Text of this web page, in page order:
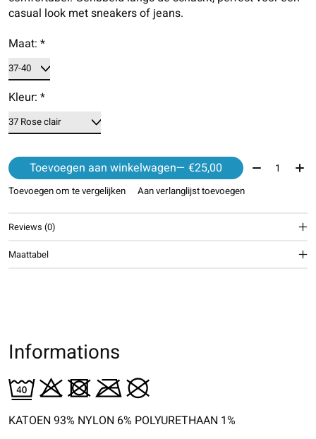
casual look met sneakers of jeans.
Maat: *
Kleur: *
Toevoegen aan winkelwagen — €25,00 Aantal:
Toevoegen om te vergelijken Aan verlanglijst toevoegen
Reviews (0)
Maattabel
Informations
KATOEN 93% NYLON 6% POLYURETHAAN 1%